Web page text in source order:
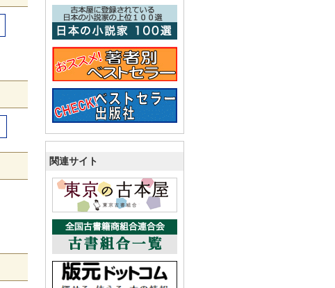
関連サイト